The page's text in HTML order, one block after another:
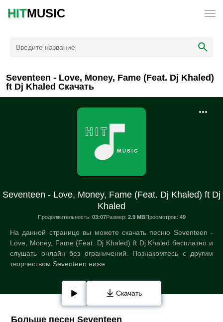
HITMUSIC
Seventeen - Love, Money, Fame (Feat. Dj Khaled)
ft Dj Khaled Скачать
Seventeen - Love, Money, Fame (Feat. Dj Khaled) ft Dj
Khaled
Продолжительность: 03:07Размер: 2.9 MBПросмотров: 49
На данной странице вы можете скачать песню Seventeen -
Love, Money, Fame (Feat. Dj Khaled) ft Dj Khaled бесплатно и
слушать онлайн без ограничений. Познакомтесь с другим
творчеством Seventeen ниже.
Скачать
Больше песен Seventeen